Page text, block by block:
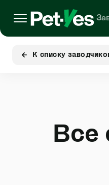
К списку
Все